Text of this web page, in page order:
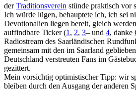
derTraditionsverein stünde praktisch vor
Ich würde lügen, behauptete ich, ich sei
Devotionalien liegen bereit, gleich
auffindbare Ticker (1 , 2, 3– und 4, danke
Radiostream des Saarländischen
gemeinsam mit den im Saarland
Deutschland verstreuten Fans im
gezittert.
Mein vorsichtig optimistischer Tipp: wir
bleiben durch den Ausgang der anderen